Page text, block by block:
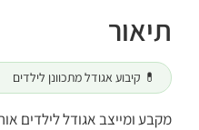
תיאור
💊 קיבוע אגודל מתכוונן לילדים
מקבע ומייצב אגודל לילדים